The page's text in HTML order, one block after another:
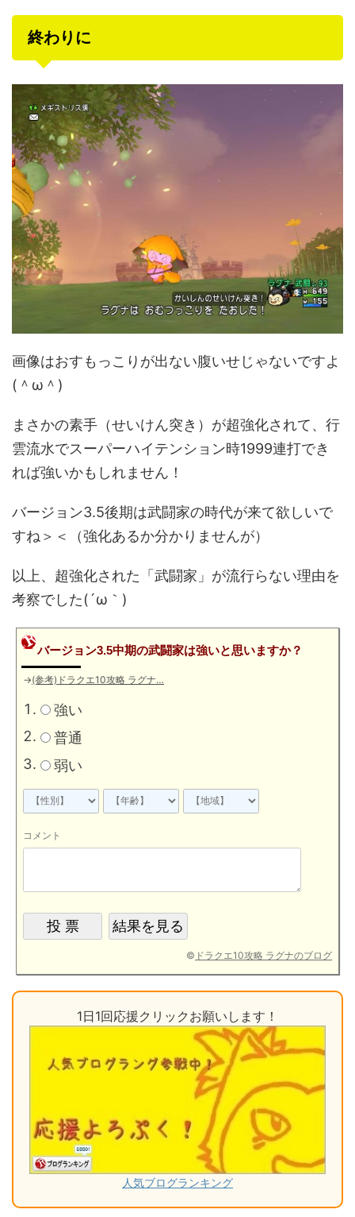
終わりに
画像はおすもっこりが出ない腹いせじゃないですよ
(＾ω＾)
まさかの素手（せいけん突き）が超強化されて、行
雲流水でスーパーハイテンション時1999連打でき
れば強いかもしれません！
バージョン3.5後期は武闘家の時代が来て欲しいで
すね＞＜（強化あるか分かりませんが）
以上、超強化された「武闘家」が流行らない理由を
考察でした(´ω｀)
バージョン3.5中期の武闘家は強いと思いますか？
→(参考)ドラクエ10攻略 ラグナ…
強い
普通
弱い
コメント
© ドラクエ10攻略 ラグナのブログ
1日1回応援クリックお願いします！
人気ブログランキング